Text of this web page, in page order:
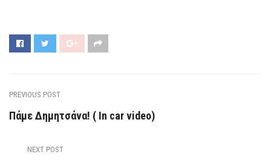
PREVIOUS POST
Πάμε Δημητσάνα! ( In car video)
NEXT POST